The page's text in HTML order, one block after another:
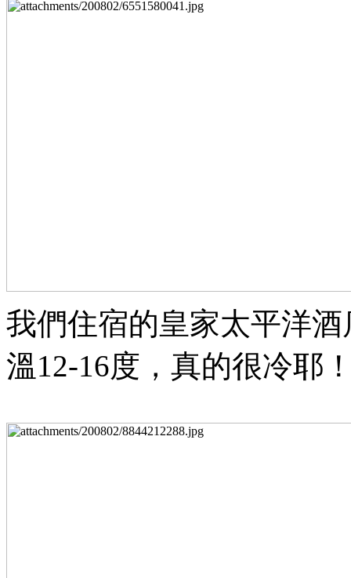
我們住宿的皇家太平洋
溫12-16度，真的很冷耶